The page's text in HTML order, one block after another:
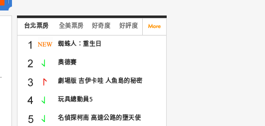
台北票房 全美票房 好奇度 好評度
蜘蛛人：重生日
奧德賽
劇場版 吉伊卡哇 人魚島的秘密
玩具總動員5
名偵探柯南 高速公路的墮天使